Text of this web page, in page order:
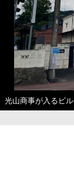
光山商事が入るビル